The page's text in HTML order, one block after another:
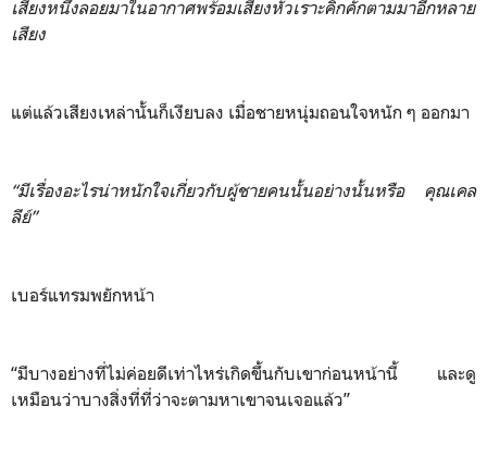
เสียงหนึ่งลอยมาในอากาศพร้อมเสียงหัวเราะคิกคักตามมาอีกหลาย
เสียง
แต่แล้วเสียงเหล่านั้นก็เงียบลง เมื่อชายหนุ่มถอนใจหนัก ๆ ออกมา
“มีเรื่องอะไรน่าหนักใจเกี่ยวกับผู้ชายคนนั้นอย่างนั้นหรือ คุณเคล
ลีย์”
เบอร์แทรมพยักหน้า
“มีบางอย่างที่ไม่ค่อยดีเท่าไหร่เกิดขึ้นกับเขาก่อนหน้านี้ และดู
เหมือนว่าบางสิ่งที่ที่ว่าจะตามหาเขาจนเจอแล้ว”